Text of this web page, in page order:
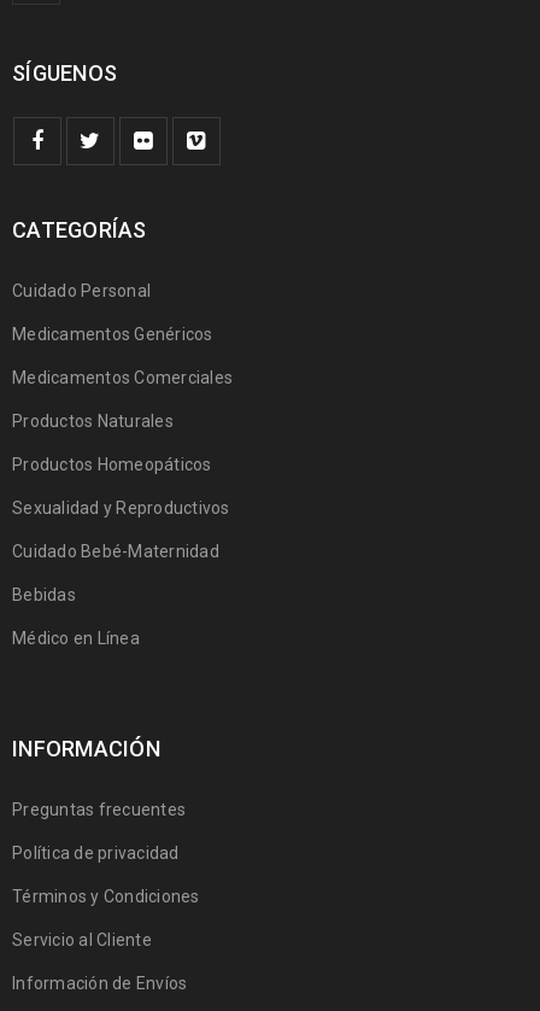
SÍGUENOS
CATEGORÍAS
Cuidado Personal
Medicamentos Genéricos
Medicamentos Comerciales
Productos Naturales
Productos Homeopáticos
Sexualidad y Reproductivos
Cuidado Bebé-Maternidad
Bebidas
Médico en Línea
INFORMACIÓN
Preguntas frecuentes
Política de privacidad
Términos y Condiciones
Servicio al Cliente
Información de Envíos